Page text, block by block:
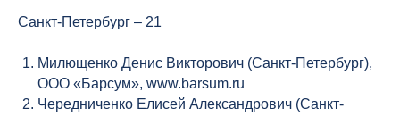
Санкт-Петербург – 21
Милющенко Денис Викторович (Санкт-Петербург),
ООО «Барсум», www.barsum.ru
Чередниченко Елисей Александрович (Санкт-